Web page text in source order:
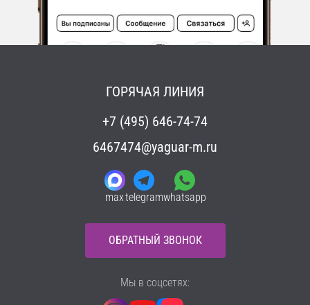
ГОРЯЧАЯ ЛИНИЯ
+7 (495) 646-74-74
6467474@yaguar-m.ru
maxtelegramwhatsapp
ОБРАТНЫЙ ЗВОНОК
Мы в соцсетях: